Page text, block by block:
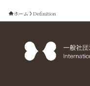
ホーム Definition